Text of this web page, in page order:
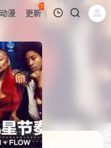
动漫 更新
127
热榜 APP
的记录